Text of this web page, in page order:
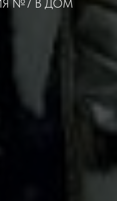
№7 В ДОМ